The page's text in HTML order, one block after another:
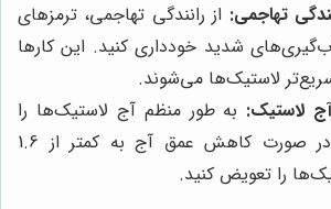
تهاجمی: از رانندگی تهاجمی، ترمزهای
شدید خودداری کنید. این کارها
لاستیک‌ها می‌شوند.
لاستیک: به طور منظم آج لاستیک‌ها را
بررسی کنید. در صورت کاهش عمق آج به کمتر از 1.6
را تعویض کنید.